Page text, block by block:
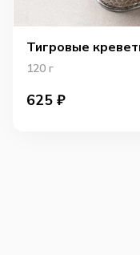
Тигровые
120 г
625 ₽